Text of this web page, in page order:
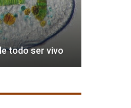
todo ser vivo